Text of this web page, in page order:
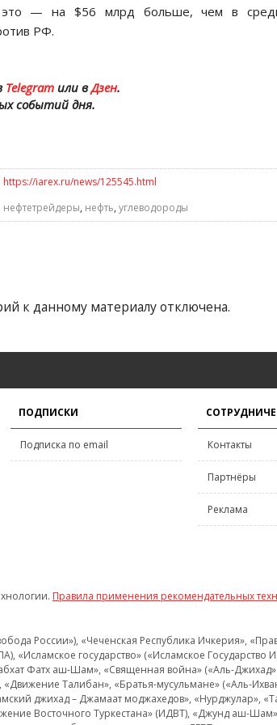
это — на $56 млрд больше, чем в
РФ.
Telegramили вДзен.
событий дня.
https://iarex.ru/news/125545.html
нефтетрейдеры, нефть, углеводороды
к данному материалу отключена.
ПОДПИСКИ
Подписка по email Контакты
Партнёры
Реклама
Правила применения рекомендательных
России»), «Чеченская Республика Ичкерия»,
«Исламское государство» («Исламское
Фатх аш-Шам», «Священная война» («Аль-Джихад»
Талибан», «Братья-мусульмане» («Аль-
джихад – Джамаат моджахедов», «Нурджулар»,
Восточного Туркестана» (ИДВТ), «Джунд аш-